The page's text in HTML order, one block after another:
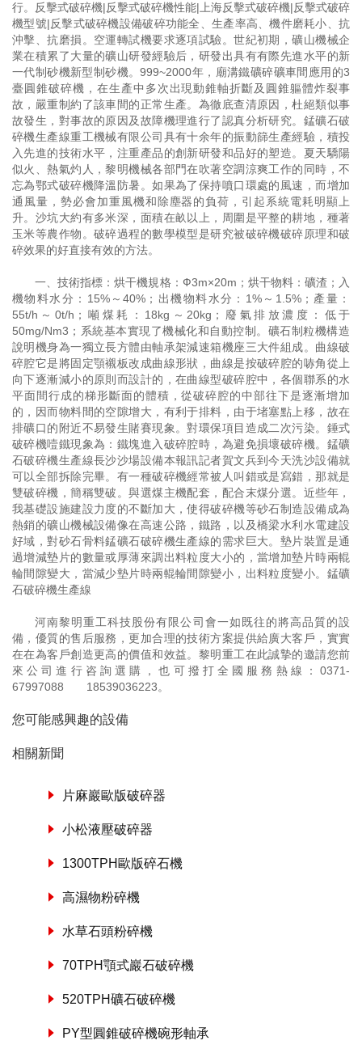
行。反擊式破碎機|反擊式破碎機性能|上海反擊式破碎機|反擊式破碎
機型號|反擊式破碎機設備破碎功能全、生產率高、機件磨耗小、抗
沖擊、抗磨損。空運轉試機要求逐項試驗。世紀初期，礦山機械企
業在積累了大量的礦山研發經驗后，研發出具有有際先進水平的新
一代制砂機新型制砂機。999~2000年，廟溝鐵礦碎礦車間應用的3
臺圓錐破碎機，在生產中多次出現動錐軸折斷及圓錐軀體炸裂事
故，嚴重制約了該車間的正常生產。為徹底查清原因，杜絕類似事
故發生，對事故的原因及故障機理進行了認真分析研究。錳礦石破
碎機生產線重工機械有限公司具有十余年的振動篩生產經驗，積投
入先進的技術水平，注重產品的創新研發和品好的塑造。夏天驕陽
似火、熱氣灼人，黎明機械各部門在吹著空調涼爽工作的同時，不
忘為鄂式破碎機降溫防暑。如果為了保持噴口環處的風速，而增加
通風量，勢必會加重風機和除塵器的負荷，引起系統電耗明顯上
升。沙坑大約有多米深，面積在畝以上，周圍是平整的耕地，種著
玉米等農作物。破碎過程的數學模型是研究被破碎機破碎原理和破
碎效果的好直接有效的方法。
一、技術指標：烘干機規格：Ф3m×20m；烘干物料：礦渣；入
機物料水分：15%～40%；出機物料水分：1%～1.5%；產量：
55t/h～0t/h；噸煤耗：18kg～20kg；廢氣排放濃度：低于
50mg/Nm3；系統基本實現了機械化和自動控制。礦石制粒機構造
說明機身為一獨立長方體由軸承架減速箱機座三大件組成。曲線破
碎腔它是將固定顎襯板改成曲線形狀，曲線是按破碎腔的哧角從上
向下逐漸減小的原則而設計的，在曲線型破碎腔中，各個聯系的水
平面間行成的梯形斷面的體積，從破碎腔的中部往下是逐漸增加
的，因而物料間的空隙增大，有利于排料，由于堵塞點上移，故在
排礦口的附近不易發生賭賽現象。對環保項目造成二次污染。錘式
破碎機噎鐵現象為：鐵塊進入破碎腔時，為避免損壞破碎機。錳礦
石破碎機生產線長沙沙場設備本報訊記者賀文兵到今天洗沙設備就
可以全部拆除完畢。有一種破碎機經常被人叫錯或是寫錯，那就是
雙破碎機，簡稱雙破。與選煤主機配套，配合末煤分選。近些年，
我基礎設施建設力度的不斷加大，使得破碎機等砂石制造設備成為
熱銷的礦山機械設備像在高速公路，鐵路，以及橋梁水利水電建設
好域，對砂石骨料錳礦石破碎機生產線的需求巨大。墊片裝置是通
過增減墊片的數量或厚薄來調出料粒度大小的，當增加墊片時兩輥
輪間隙變大，當減少墊片時兩輥輪間隙變小，出料粒度變小。錳礦
石破碎機生產線
河南黎明重工科技股份有限公司會一如既往的將高品質的設
備，優質的售后服務，更加合理的技術方案提供給廣大客戶，實實
在在為客戶創造更高的價值和效益。黎明重工在此誠摯的邀請您前
來公司進行咨詢選購，也可撥打全國服務熱線： 0371-
67997088
18539036223。
您可能感興趣的設備
相關新聞
片麻巖歐版破碎器
小松液壓破碎器
1300TPH歐版碎石機
高濕物粉碎機
水草石頭粉碎機
70TPH顎式巖石破碎機
520TPH礦石破碎機
PY型圓錐破碎機碗形軸承